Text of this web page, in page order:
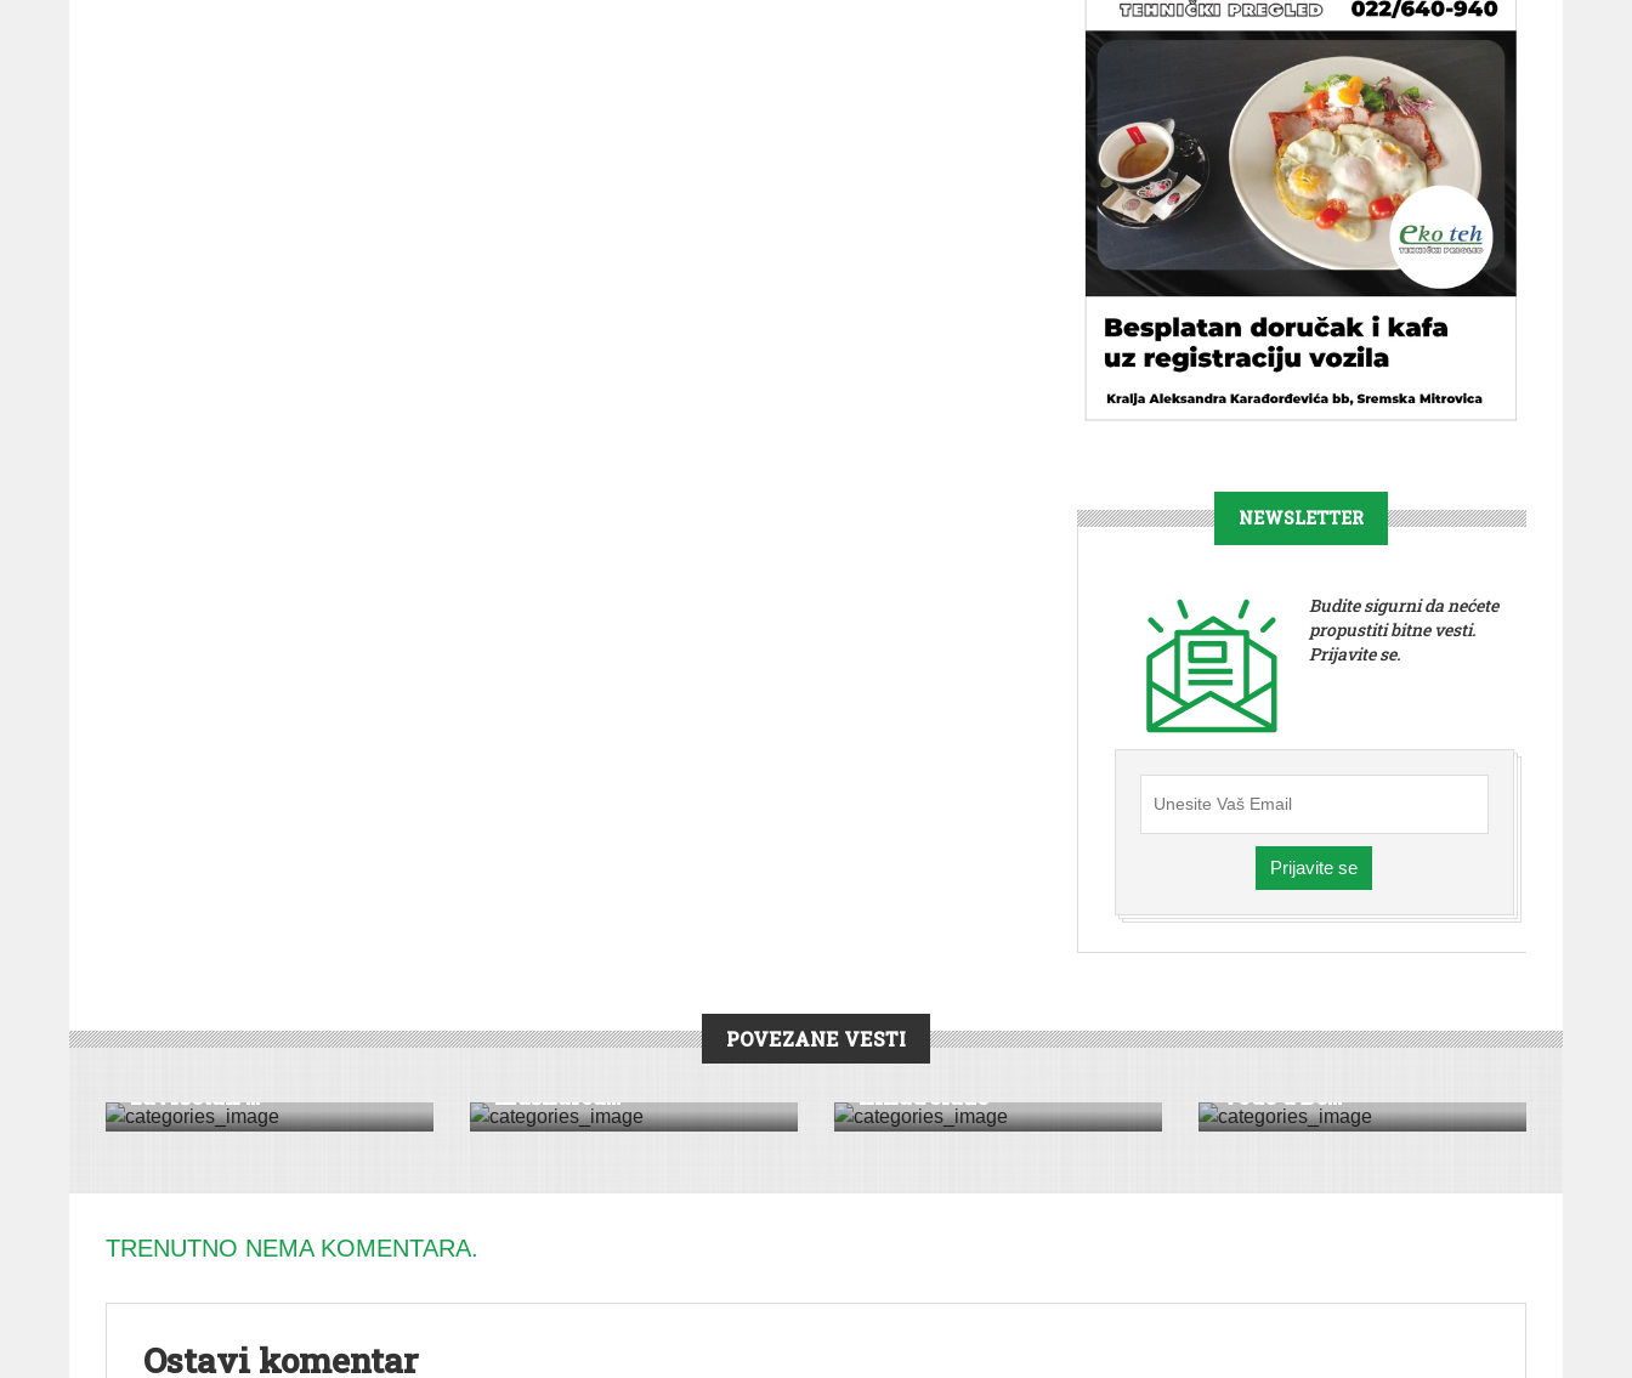
NEWSLETTER
Budite sigurni da nećete
propustiti bitne vesti.
Prijavite se.
Prijavite se
POVEZANE VESTI
DRUŠTVO|HRONIKA|BEOČIN|VESTI
završetak ...
DRUŠTVO|HRONIKA|PEĆINCI|VESTI
Krivična prijava protiv
muškarca...
DRUŠTVO|REPORTAŽA
SREMSKA MITROVICA
Lubenice nikad ranije i
nikad slađe
DRUŠTVO|HRONIKA|BEOČIN|VESTI
vode u Be...
TRENUTNO NEMA KOMENTARA.
Ostavi komentar